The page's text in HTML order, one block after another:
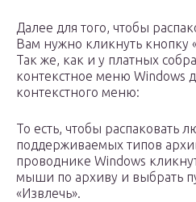
Далее для того, чтобы
Вам нужно кликнуть кнопку
Так же, как и у платных
контекстное меню Windows
контекстного меню:
То есть, чтобы распаковать
поддерживаемых типов
проводнике Windows
мыши по архиву и выбрать
«Извлечь».